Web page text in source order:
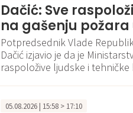
Dačić: Sve
na gašenju
Potpredsednik Vlade
Dačić izjavio je da je
raspoložive ljudske i
05.08.2026 | 15:58 > 17:10